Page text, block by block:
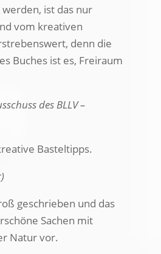
ist das nur
vom kreativen
denn die
Buches ist es, Freiraum
des BLLV –
Basteltipps.
geschrieben und das
Sachen mit
Natur vor.